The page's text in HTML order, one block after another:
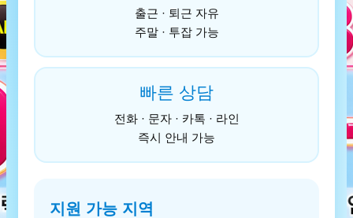
출근 · 퇴근 자유
주말 · 투잡 가능
빠른 상담
전화 · 문자 · 카톡 · 라인
즉시 안내 가능
지원 가능 지역